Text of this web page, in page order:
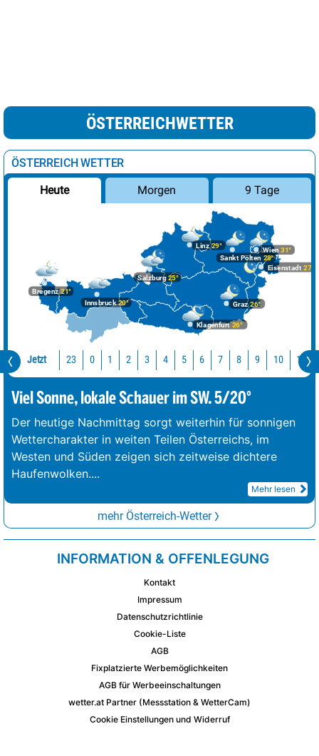
ÖSTERREICHWETTER
ÖSTERREICH WETTER
Heute Morgen 9 Tage
Bregenz21°
Graz26°
Innsbruck20°
Klagenfurt 26°
Linz29°
Salzburg25°
Wien 31°
Eisenstadt 27°
Sankt Pölten 28°
Jetzt 23 0 1 2 3 4 5 6 7 8 9 10 11
Viel Sonne, lokale Schauer im SW. 5/20°
Der heutige Nachmittag sorgt weiterhin für sonnigen
Wettercharakter in weiten Teilen Österreichs, im
Westen und Süden zeigen sich zeitweise dichtere
Haufenwolken....
Mehr lesen
mehr Österreich-Wetter
INFORMATION & OFFENLEGUNG
Kontakt
Impressum
Datenschutzrichtlinie
Cookie-Liste
AGB
Fixplatzierte Werbemöglichkeiten
AGB für Werbeeinschaltungen
wetter.at Partner (Messstation & WetterCam)
Cookie Einstellungen und Widerruf